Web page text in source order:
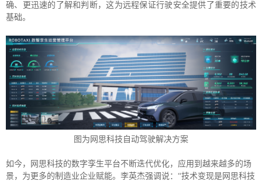
确、更迅速的了解和判断，这为远程保证行驶安全提供了重要的技术
基础。
图为网思科技自动驾驶解决方案
如今，网思科技的数字孪生平台不断迭代优化，应用到越来越多的场
景，为更多的制造业企业赋能。李英杰强调说：“技术变现是网思科技